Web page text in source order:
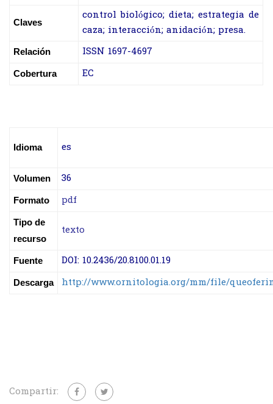
Claves
control biológico; dieta; estrategia de
caza; interacción; anidación; presa.
Relación ISSN 1697-4697
Cobertura EC
Idioma es
Volumen 36
Formato pdf
Tipo de
recurso
texto
Fuente DOI: 10.2436/20.8100.01.19
Descarga http://www.ornitologia.org/mm/file/
Compartir: